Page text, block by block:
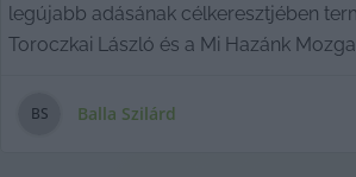
legújabb adásának célkeresztjében
Toroczkai László és a Mi Hazánk
BS Balla Szilárd